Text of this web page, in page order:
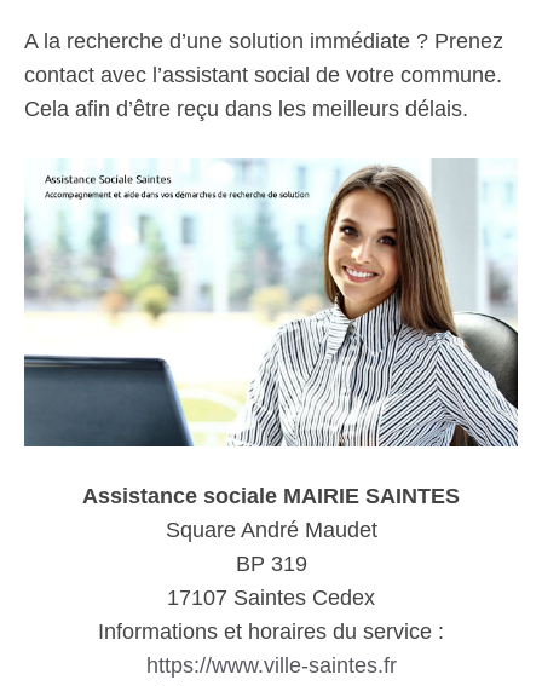
A la recherche d’une solution immédiate ? Prenez
contact avec l’assistant social de votre commune.
Cela afin d’être reçu dans les meilleurs délais.
Assistance sociale MAIRIE SAINTES
Square André Maudet
BP 319
17107 Saintes Cedex
Informations et horaires du service :
https://www.ville-saintes.fr